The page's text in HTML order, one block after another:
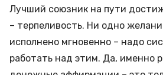
Лучший союзник на пути
– терпеливость. Ни одно
исполнено мгновенно – надо
работать над этим. Да, именно